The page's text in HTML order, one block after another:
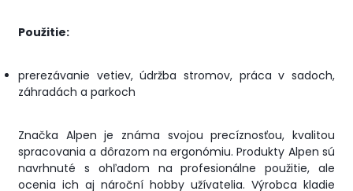
Použitie:
prerezávanie vetiev, údržba stromov, práca v sadoch,
záhradách a parkoch
Značka Alpen je známa svojou precíznosťou, kvalitou
spracovania a dôrazom na ergonómiu. Produkty Alpen sú
navrhnuté s ohľadom na profesionálne použitie, ale
ocenia ich aj nároční hobby užívatelia. Výrobca kladie